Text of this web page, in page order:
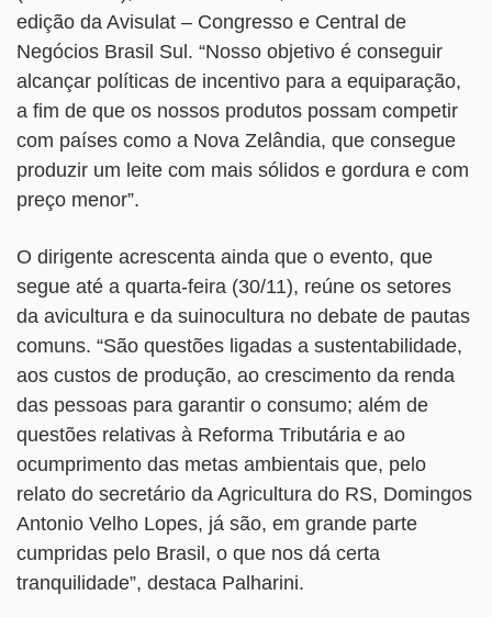
edição da Avisulat – Congresso e Central de
Negócios Brasil Sul. “Nosso objetivo é conseguir
alcançar políticas de incentivo para a equiparação,
a fim de que os nossos produtos possam competir
com países como a Nova Zelândia, que consegue
produzir um leite com mais sólidos e gordura e com
preço menor”.
O dirigente acrescenta ainda que o evento, que
segue até a quarta-feira (30/11), reúne os setores
da avicultura e da suinocultura no debate de pautas
comuns. “São questões ligadas a sustentabilidade,
aos custos de produção, ao crescimento da renda
das pessoas para garantir o consumo; além de
questões relativas à Reforma Tributária e ao
ocumprimento das metas ambientais que, pelo
relato do secretário da Agricultura do RS, Domingos
Antonio Velho Lopes, já são, em grande parte
cumpridas pelo Brasil, o que nos dá certa
tranquilidade”, destaca Palharini.